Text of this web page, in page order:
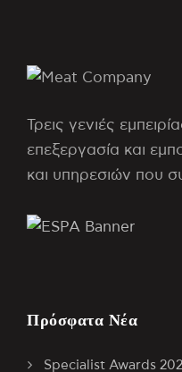
Τρεις γενιές
επεξεργασία και
και υπηρεσιών που
Πρόσφατα Νέα
Specialist Awards